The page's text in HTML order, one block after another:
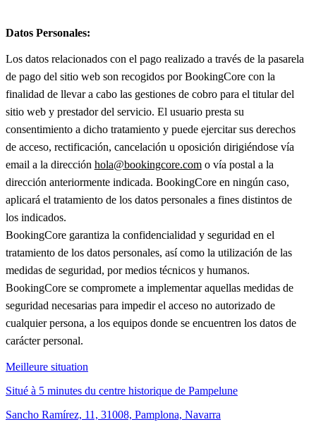
Datos Personales:
Los datos relacionados con el pago realizado a través de la pasarela
de pago del sitio web son recogidos por BookingCore con la
finalidad de llevar a cabo las gestiones de cobro para el titular del
sitio web y prestador del servicio. El usuario presta su
consentimiento a dicho tratamiento y puede ejercitar sus derechos
de acceso, rectificación, cancelación u oposición dirigiéndose vía
email a la dirección hola@bookingcore.como vía postal a la
dirección anteriormente indicada. BookingCore en ningún caso,
aplicará el tratamiento de los datos personales a fines distintos de
los indicados.
BookingCore garantiza la confidencialidad y seguridad en el
tratamiento de los datos personales, así como la utilización de las
medidas de seguridad, por medios técnicos y humanos.
BookingCore se compromete a implementar aquellas medidas de
seguridad necesarias para impedir el acceso no autorizado de
cualquier persona, a los equipos donde se encuentren los datos de
carácter personal.
Meilleure situation
Situé à 5 minutes du centre historique de Pampelune
Sancho Ramírez, 11, 31008, Pamplona, Navarra